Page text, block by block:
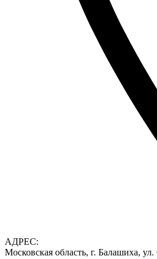
АДРЕС:
Московская область, г. Балашиха,